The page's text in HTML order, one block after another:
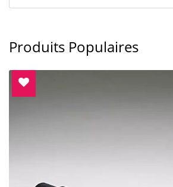
Produits Populaires